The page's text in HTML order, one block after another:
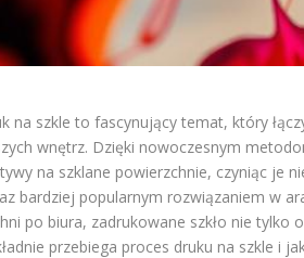
na szkle to fascynujący temat, który
wnętrz. Dzięki nowoczesnym
na szklane powierzchnie, czyniąc je
bardziej popularnym rozwiązaniem w
po biura, zadrukowane szkło nie tylko
przebiega proces druku na szkle i